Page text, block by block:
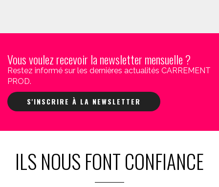
Vous voulez recevoir la newsletter mensuelle ?
Restez informé sur les dernières actualités CARREMENT
PROD.
S'INSCRIRE À LA NEWSLETTER
ILS NOUS FONT CONFIANCE